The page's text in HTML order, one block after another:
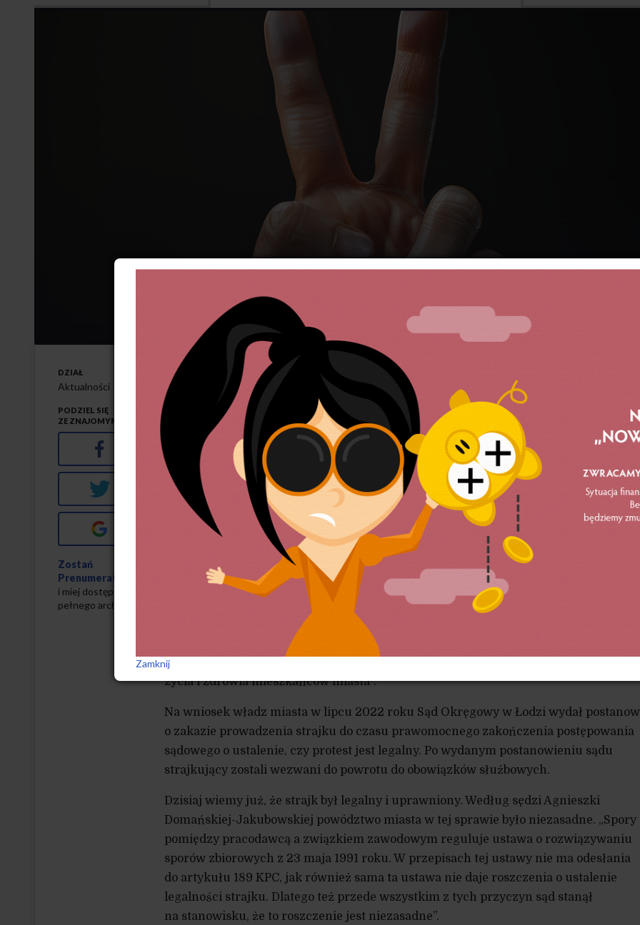
Strajk był legalny
2-10-2024
A
kcja strajkowa pracowników łódzkiego MOPS-u przeciwko
liberalnym władzom była legalna – orzekł sąd.
Jak informuje Radio Łódź, sąd właśnie orzekł, że legalny i zgodny z prawem był
pracowników Miejskiego Ośrodka Pomocy Społecznej w Łodzi. Legalność strajku
kwestionowały liberalne władze tego miasta i jego prezydent Hanna Zdanowska
z Platformy Obywatelskiej.
Strajk miał miejsce wiosną 2022 roku. Pracownicy domagali się podwyżek płac
i polepszenia warunków zatrudnienia. Po fiasku wielu negocjacji i nie mogąc się
spełnienia swoich oczekiwań, podjęli akcję strajkową.
W odpowiedzi na strajk, władze miasta rządzonego przez koalicję PO i lewicy
do sądu wniosek o stwierdzenie legalności protestu. W opinii ich i dyrekcji MOPS
przedłużająca się akcja strajkowa pracowników socjalnych miała negatywny wpływ
na funkcjonowanie ośrodka. A nawet, jak twierdzono, strajk stanowił „zagrożenie
życia i zdrowia mieszkańców miasta”.
Na wniosek władz miasta w lipcu 2022 roku Sąd Okręgowy w Łodzi wydał
o zakazie prowadzenia strajku do czasu prawomocnego zakończenia postępowania
sądowego o ustalenie, czy protest jest legalny. Po wydanym postanowieniu sądu
strajkujący zostali wezwani do powrotu do obowiązków służbowych.
Dzisiaj wiemy już, że strajk był legalny i uprawniony. Według sędzi Agnieszki
Domańskiej-Jakubowskiej powództwo miasta w tej sprawie było niezasadne. „Spory
pomiędzy pracodawcą a związkiem zawodowym reguluje ustawa o rozwiązywaniu
sporów zbiorowych z 23 maja 1991 roku. W przepisach tej ustawy nie ma odesłania
do artykułu 189 KPC, jak również sama ta ustawa nie daje roszczenia o ustalenie
legalności strajku. Dlatego też przede wszystkim z tych przyczyn sąd stanął
na stanowisku, że to roszczenie jest niezasadne”.
DZIAŁ
Aktualności
PODZIEL SIĘ
ZE ZNAJOMYMI
Facebook
Twitter
Zostań
Prenumeratorem
i miej dostęp do
pełnego archiwum
Zamknij